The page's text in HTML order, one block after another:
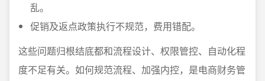
乱。
促销及返点政策执行不规范，费用错配。
这些问题归根结底都和流程设计、权限管控、自动化程
度不足有关。如何规范流程、加强内控，是电商财务管